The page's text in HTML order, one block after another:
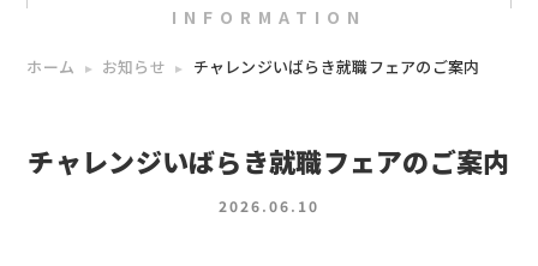
INFORMATION
ホーム お知らせ チャレンジいばらき就職フェアのご案内
チャレンジいばらき就職フェアのご案内
2026.06.10